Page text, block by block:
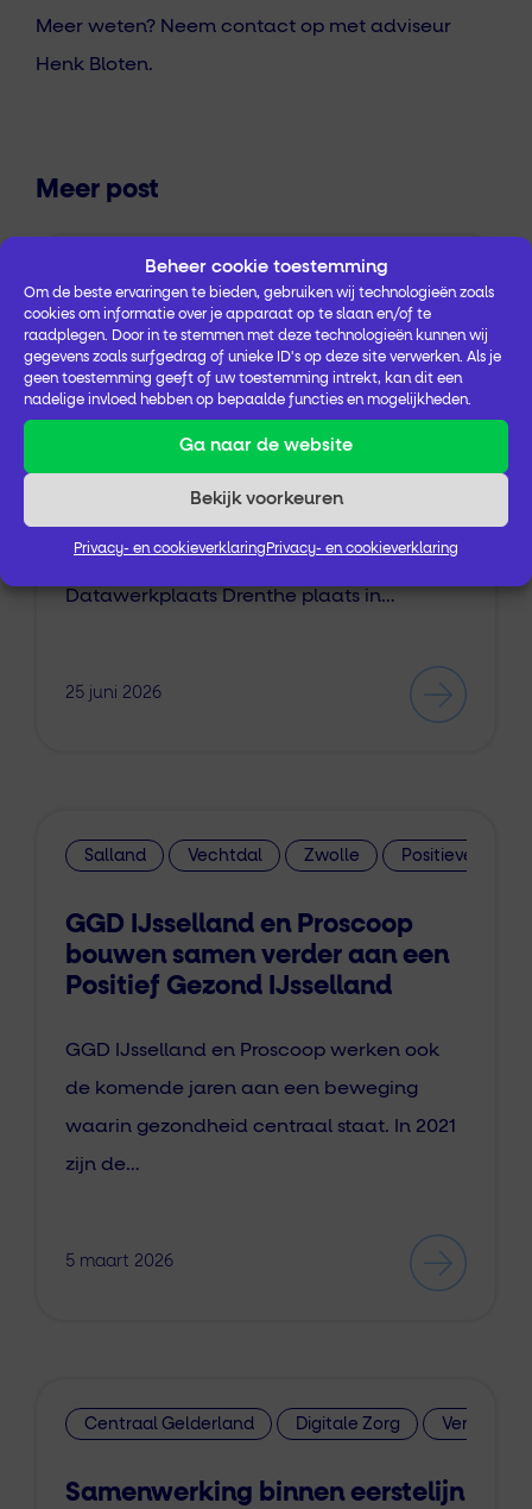
Beheer cookie toestemming
Om de beste ervaringen te bieden, gebruiken wij technologieën zoals
cookies om informatie over je apparaat op te slaan en/of te
raadplegen. Door in te stemmen met deze technologieën kunnen wij
gegevens zoals surfgedrag of unieke ID's op deze site verwerken. Als je
geen toestemming geeft of uw toestemming intrekt, kan dit een
nadelige invloed hebben op bepaalde functies en mogelijkheden.
Ga naar de website
Bekijk voorkeuren
Privacy- en cookieverklaring Privacy- en cookieverklaring
Meer weten? Neem contact op met adviseur
Henk Bloten.
Meer post
Datawerkplaats Drenthe blikt
terug op netwerkbijeenkomst
Terugblik netwerkbijeenkomst
vond de netwerkbijeenkomst van
Datawerkplaats Drenthe plaats in…
25 juni 2026
Salland Vechtdal Zwolle Positieve
GGD IJsselland en Proscoop
bouwen samen verder aan een
Positief Gezond IJsselland
GGD IJsselland en Proscoop werken ook
de komende jaren aan een beweging
waarin gezondheid centraal staat. In 2021
zijn de…
5 maart 2026
Centraal Gelderland Digitale Zorg
Samenwerking binnen eerstelijn